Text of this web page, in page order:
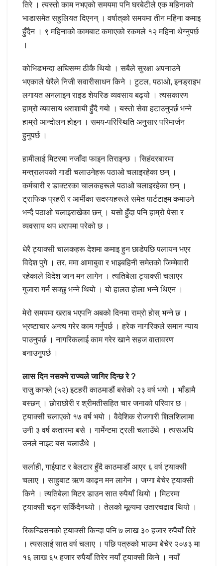
तिरे । त्यस्तो काम नभएको समयमा पनि घरबेटीले एक महिनाको
भाडासमेत सहुलियत दिएनन् । वर्षात्‌को समयमा तीन महिना कमाइ
हुँदैन । ९ महिनाको कामबाट कमाएको रकमले १२ महिना थेग्नुपर्छ
।
कोभिडभन्दा अघिसम्म ठीकै थियो । सबैले सुरक्षा अपनाउने
भएकाले धेरैले निजी सवारीसाधन किने । टुटल, पठाओ, इनड्राइभ
लगायत अनलाइन राइड शेयरिङ व्यवसाय बढ्यो । त्यसकारण
हाम्रो व्यवसाय धराशायी हुँदै गयो । यस्तो सेवा हटाउनुपर्छ भन्ने
हाम्रो आन्दोलन होइन । समय-परिस्थिति अनुसार परिमार्जन
हुनुपर्छ ।
हामीलाई मिटरमा नजाँदा फाइन तिराइन्छ । सिहंदरबारमा
मन्त्रालयको गाडी चलाउनेहरू पठाओ चलाइरहेका छन् ।
कर्मचारी र डाक्टरका चालकहरूले पठाओ चलाइरहेका छन् ।
ट्राफिक प्रहरी र आर्मीका सदस्यहरूले समेत पार्टटाइम कमाउने
भन्दै पठाओ चलाइराखेका छन् । यसो हुँदा पनि हाम्रो पेसा र
व्यवसाय थप धरापमा परेको छ ।
धेरै ट्याक्सी चालकहरू देशमा कमाइ हुन छाडेपछि पलायन भएर
विदेश पुगे । तर, ममा आमाबुवा र भाइबहिनी समेतको जिम्मेवारी
रहेकाले विदेश जान मन लागेन । त्यतिबेला ट्याक्सी चलाएर
गुजारा गर्न सक्छु भन्ने थियो । यो हालत होला भन्ने थिएन ।
मेरो समयमा खराब भएपनि अबको दिनमा राम्रो होस् भन्ने छ ।
भ्रष्टाचार अन्त्य गरेर काम गर्नुपर्छ । हरेक नागरिकले समान न्याय
पाउनुपर्छ । नागरिकलाई काम गरेर खाने सहज वातावरण
बनाउनुपर्छ ।
लास दिन नसक्ने राज्यले जागिर दिन्छ रे ?
राजु काफ्ले (५२) इटहरी काठमाडौं बसेको २३ वर्ष भयो । भाँडामै
बस्छन्‌ । छोराछोरी र श्रीमतीसहित चार जनाको परिवार छ ।
ट्याक्सी चलाएको १७ वर्ष भयो । वैदेशिक रोजगारी शिलशिलामा
उनी ३ वर्ष कतारमा बसे । गार्मेन्टमा ट्रली चलाउँथे । त्यसअघि
उनले नाइट बस चलाउँथे ।
सर्लाही, गाईघाट र बेलटार हुँदै काठमाडौं आएर ६ वर्ष ट्याक्सी
चलाए । साहुबाट ऋण काढ्न मन लागेन । जग्गा बेचेर ट्याक्सी
किने । त्यतिबेला मिटर डाउन सात रुपैयाँ थियो । मिटरमा
ट्याक्सी चढ्न सकिँदैनथ्यो । तेलको मूल्यमा उतारचढाव थियो ।
रिकन्डिसनको ट्याक्सी किन्दा पनि ७ लाख ३० हजार रुपैयाँ तिरे
। त्यसलाई सात वर्ष चलाए । पछि पत्रुको भाउमा बेचेर २०७३ मा
१६ लाख ६५ हजार रुपैयाँ तिरेर नयाँ ट्याक्सी किने । नयाँ